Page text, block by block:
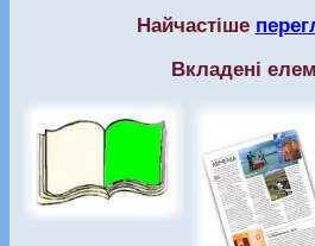
Найчастіше
Вкладені